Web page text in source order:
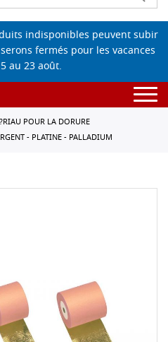
indisponibles peuvent subir
fermés pour les vacances
au 23 août.
POUR LA DORURE
- PLATINE - PALLADIUM